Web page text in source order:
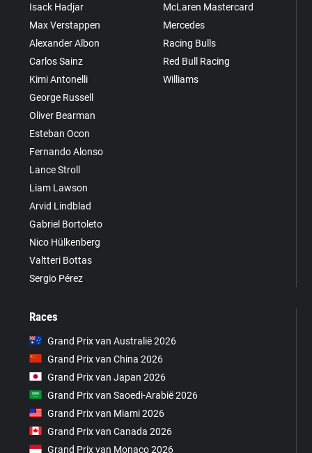
Isack Hadjar
Max Verstappen
Alexander Albon
Carlos Sainz
Kimi Antonelli
George Russell
Oliver Bearman
Esteban Ocon
Fernando Alonso
Lance Stroll
Liam Lawson
Arvid Lindblad
Gabriel Bortoleto
Nico Hülkenberg
Valtteri Bottas
Sergio Pérez
McLaren Mastercard
Mercedes
Racing Bulls
Red Bull Racing
Williams
Races
Grand Prix van Australië 2026
Grand Prix van China 2026
Grand Prix van Japan 2026
Grand Prix van Saoedi-Arabië 2026
Grand Prix van Miami 2026
Grand Prix van Canada 2026
Grand Prix van Monaco 2026